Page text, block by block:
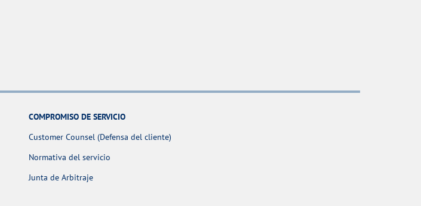
COMPROMISO DE SERVICIO
Customer Counsel (Defensa del cliente)
Normativa del servicio
Junta de Arbitraje